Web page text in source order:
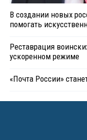
В создании новых
помогать
Реставрация
ускоренном режиме
«Почта России»